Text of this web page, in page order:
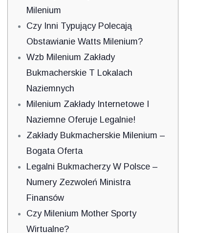
Milenium
Czy Inni Typujący Polecają
Obstawianie Watts Milenium?
Wzb Milenium Zakłady
Bukmacherskie T Lokalach
Naziemnych
Milenium Zakłady Internetowe I
Naziemne Oferuje Legalnie!
Zakłady Bukmacherskie Milenium –
Bogata Oferta
Legalni Bukmacherzy W Polsce –
Numery Zezwoleń Ministra
Finansów
Czy Milenium Mother Sporty
Wirtualne?